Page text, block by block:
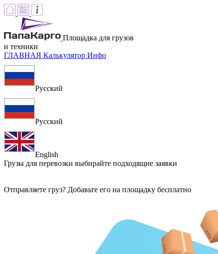
Площадка для грузов
и техники
ГЛАВНАЯ Калькулятор Инфо
Русский
Русский
English
Грузы для перевозки выбирайте подходящие заявки
Отправляете груз? Добавьте его на площадку бесплатно